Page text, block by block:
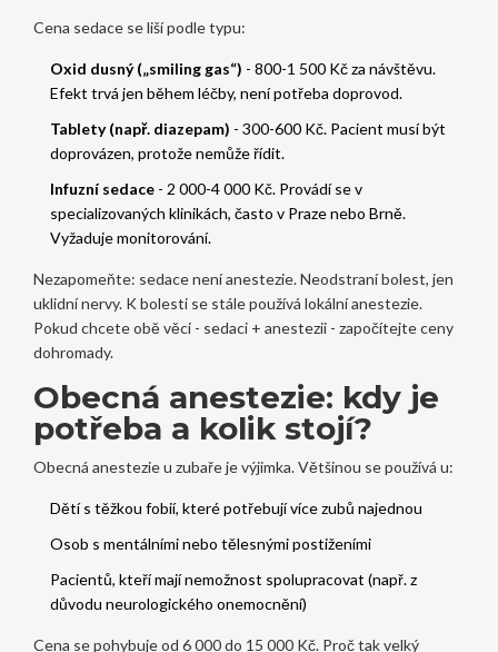
Cena sedace se liší podle typu:
Oxid dusný („smiling gas“) - 800-1 500 Kč za návštěvu.
Efekt trvá jen během léčby, není potřeba doprovod.
Tablety (např. diazepam) - 300-600 Kč. Pacient musí být
doprovázen, protože nemůže řídit.
Infuzní sedace- 2 000-4 000 Kč. Provádí se v
specializovaných klinikách, často v Praze nebo Brně.
Vyžaduje monitorování.
Nezapomeňte: sedace není anestezie. Neodstraní bolest, jen
uklidní nervy. K bolesti se stále používá lokální anestezie.
Pokud chcete obě věci - sedaci + anestezii - započítejte ceny
dohromady.
Obecná anestezie: kdy je
potřeba a kolik stojí?
Obecná anestezie u zubaře je výjimka. Většinou se používá u:
Dětí s těžkou fobií, které potřebují více zubů najednou
Osob s mentálními nebo tělesnými postiženími
Pacientů, kteří mají nemožnost spolupracovat (např. z
důvodu neurologického onemocnění)
Cena se pohybuje od 6 000 do 15 000 Kč. Proč tak velký